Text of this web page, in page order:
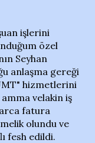
işlerini
özel
Seyhan
anlaşma gereği
hizmetlerini
velakin iş
fatura
olundu ve
fesh edildi.